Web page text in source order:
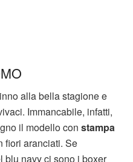
alla bella stagione e
Immancabile, infatti,
il modello con stampa
fiori aranciati. Se
blu navy ci sono i boxer